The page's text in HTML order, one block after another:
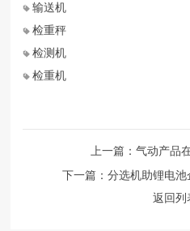
输送机
检重秤
检测机
检重机
上一篇：气动产品
返回列
下一篇：分选机助锂电